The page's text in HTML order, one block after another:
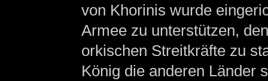
von Khorinis wurde
Armee zu unterstützen,
orkischen Streitkräfte zu
König die anderen Länder